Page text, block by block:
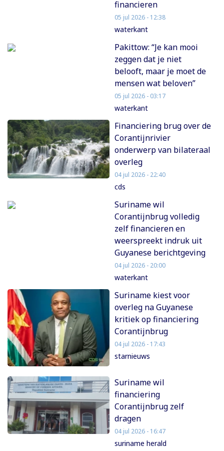
financieren
05 jul 2026 - 12:38
waterkant
Pakittow: “Je kan mooi
zeggen dat je niet
belooft, maar je moet de
mensen wat beloven”
05 jul 2026 - 03:17
waterkant
Financiering brug over de
Corantijnrivier
onderwerp van bilateraal
overleg
04 jul 2026 - 22:40
cds
Suriname wil
Corantijnbrug volledig
zelf financieren en
weerspreekt indruk uit
Guyanese berichtgeving
04 jul 2026 - 20:00
waterkant
Suriname kiest voor
overleg na Guyanese
kritiek op financiering
Corantijnbrug
04 jul 2026 - 17:43
starnieuws
Suriname wil
financiering
Corantijnbrug zelf
dragen
04 jul 2026 - 16:47
suriname herald